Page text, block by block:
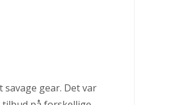
gear. Det var